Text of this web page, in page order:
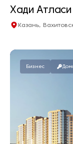
Хади Атласи
Казань,
Дом сдан
Бизнес